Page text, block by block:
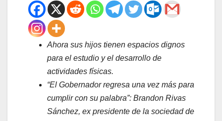
Ahora sus hijos tienen espacios dignos
para el estudio y el desarrollo de
actividades físicas.
“El Gobernador regresa una vez más para
cumplir con su palabra”: Brandon Rivas
Sánchez, ex presidente de la sociedad de